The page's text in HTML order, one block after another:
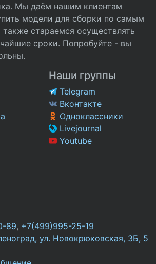
Мы даём нашим клиентам
модели для сборки по самым
стараемся осуществлять
сроки. Попробуйте - вы
Наши группы
Telegram
Вконтакте
Одноклассники
Livejournal
Youtube
89, +7(499)995-25-19
ул. Новокрюковская, 3Б, 5